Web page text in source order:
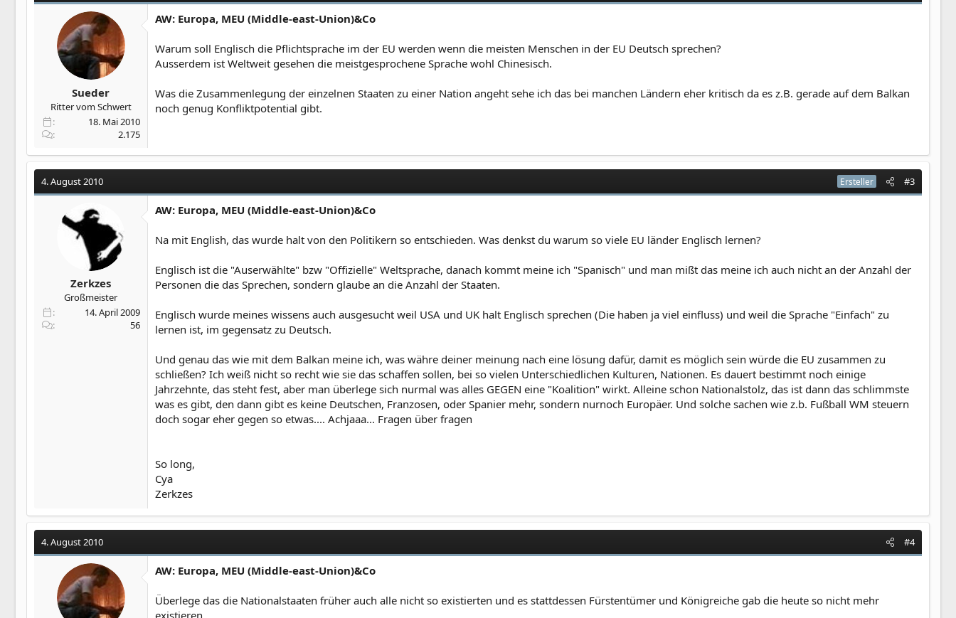
Sueder
Ritter vom Schwert
18. Mai 2010
2.175
AW: Europa, MEU (Middle-east-Union)&Co
Warum soll Englisch die Pflichtsprache im der EU werden wenn die meisten Menschen in der EU Deutsch sprechen?
Ausserdem ist Weltweit gesehen die meistgesprochene Sprache wohl Chinesisch.
Was die Zusammenlegung der einzelnen Staaten zu einer Nation angeht sehe ich das bei manchen Ländern eher kritisch da es z.B. gerade auf dem Balkan
noch genug Konfliktpotential gibt.
4. August 2010 Ersteller #3
Zerkzes
Großmeister
14. April 2009
56
AW: Europa, MEU (Middle-east-Union)&Co
Na mit English, das wurde halt von den Politikern so entschieden. Was denkst du warum so viele EU länder Englisch lernen?
Englisch ist die "Auserwählte" bzw "Offizielle" Weltsprache, danach kommt meine ich "Spanisch" und man mißt das meine ich auch nicht an der Anzahl der
Personen die das Sprechen, sondern glaube an die Anzahl der Staaten.
Englisch wurde meines wissens auch ausgesucht weil USA und UK halt Englisch sprechen (Die haben ja viel einfluss) und weil die Sprache "Einfach" zu
lernen ist, im gegensatz zu Deutsch.
Und genau das wie mit dem Balkan meine ich, was währe deiner meinung nach eine lösung dafür, damit es möglich sein würde die EU zusammen zu
schließen? Ich weiß nicht so recht wie sie das schaffen sollen, bei so vielen Unterschiedlichen Kulturen, Nationen. Es dauert bestimmt noch einige
Jahrzehnte, das steht fest, aber man überlege sich nurmal was alles GEGEN eine "Koalition" wirkt. Alleine schon Nationalstolz, das ist dann das schlimmste
was es gibt, den dann gibt es keine Deutschen, Franzosen, oder Spanier mehr, sondern nurnoch Europäer. Und solche sachen wie z.b. Fußball WM steuern
doch sogar eher gegen so etwas.... Achjaaa... Fragen über fragen
So long,
Cya
Zerkzes
4. August 2010 #4
AW: Europa, MEU (Middle-east-Union)&Co
Überlege das die Nationalstaaten früher auch alle nicht so existierten und es stattdessen Fürstentümer und Königreiche gab die heute so nicht mehr
existieren.